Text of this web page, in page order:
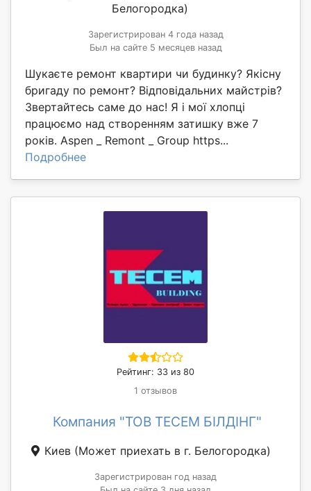
Белогородка)
Зарегистрирован 4 года назад
Был на сайте 5 месяцев назад
Шукаєте ремонт квартири чи будинку? Якісну
бригаду по ремонт? Відповідальних майстрів?
Звертайтесь саме до нас! Я і мої хлопці
працюємо над створенням затишку вже 7
років. Aspen _ Remont _ Group https...
Подробнее
Рейтинг: 33 из 80
1 отзывов
Компания "ТОВ ТЕСЕМ БІЛДІНГ"
Киев (Может приехать в г. Белогородка)
Зарегистрирован год назад